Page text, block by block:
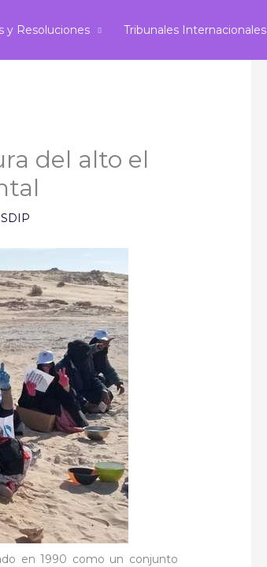
y Resoluciones Tribunales Internacionales
del alto el
en 1990 como un conjunto